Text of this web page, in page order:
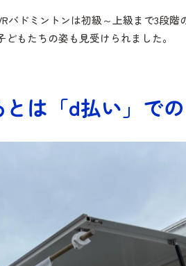
ドミントンは初級～上級まで3段階
もたちの姿も見受けられました。
は「d払い」で